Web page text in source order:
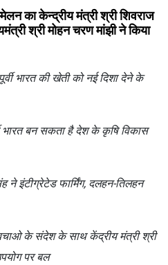
का केन्द्रीय मंत्री श्री शिवराज
श्री मोहन चरण मांझी ने किया
भारत की खेती को नई दिशा देने के
भारत बन सकता है देश के कृषि विकास
ने इंटीग्रेटेड फार्मिंग, दलहन-तिलहन
के संदेश के साथ केंद्रीय मंत्री श्री
पर बल